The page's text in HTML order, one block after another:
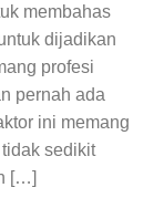
membahas
dijadikan
profesi
pernah ada
ini memang
sedikit
[…]